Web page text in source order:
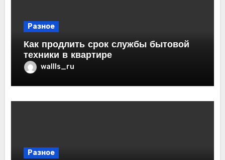
Разное
Как продлить срок службы бытовой
техники в квартире
wallls_ru
Разное